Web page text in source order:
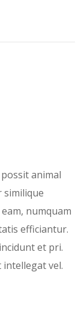
animal
similique
numquam
efficiantur.
et pri.
intellegat vel.